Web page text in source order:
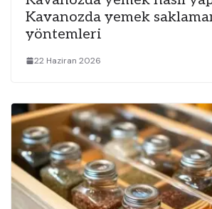
Kavanozda yemek
yöntemleri
22 Haziran 2026